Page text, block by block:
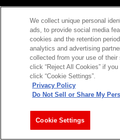
We collect unique personal
ads, to provide social media
cookies and the retention
analytics and advertising
collected from your use of
click “Reject All Cookies” if
click “Cookie Settings”.
Privacy Policy
Do Not Sell or Share My
Cookie Settings